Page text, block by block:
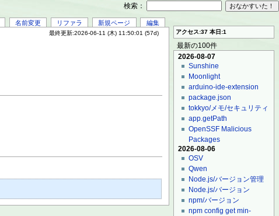
名前変更 リファラ 新規ページ 編集
最終更新:2026-06-11 (木) 11:50:01 (57d) アクセス:37 本日:1
最新の100件
2026-08-07
Sunshine
Moonlight
arduino-ide-extension
package.json
tokkyo/メモ/セキュリティ
app.getPath
OpenSSF Malicious
Packages
2026-08-06
OSV
Qwen
Node.js/バージョン管理
Node.js/バージョン
npm/バージョン
npm config get min-
検索：